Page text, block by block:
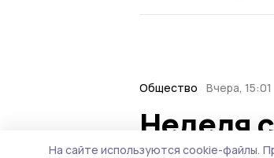
Общество Вчера, 15:01
Неделя
На сайте используются cookie-файлы.